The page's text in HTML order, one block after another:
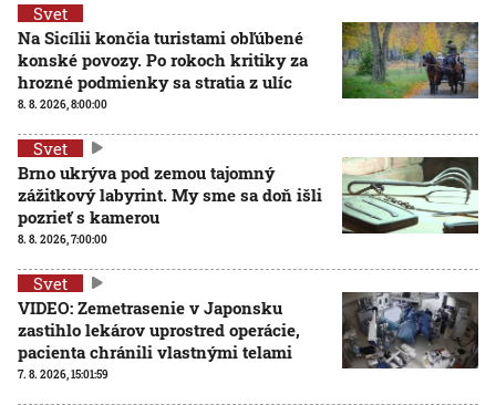
Svet
Na Sicílii končia turistami obľúbené
konské povozy. Po rokoch kritiky za
hrozné podmienky sa stratia z ulíc
8. 8. 2026, 8:00:00
Svet
Brno ukrýva pod zemou tajomný
zážitkový labyrint. My sme sa doň išli
pozrieť s kamerou
8. 8. 2026, 7:00:00
Svet
VIDEO: Zemetrasenie v Japonsku
zastihlo lekárov uprostred operácie,
pacienta chránili vlastnými telami
7. 8. 2026, 15:01:59